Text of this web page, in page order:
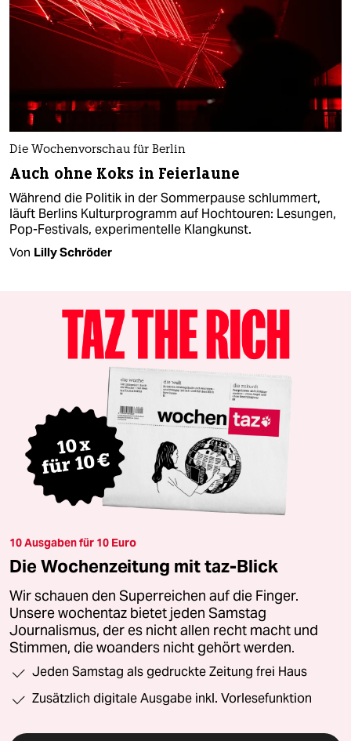
Die Wochenvorschau für Berlin
Auch ohne Koks in Feierlaune
Während die Politik in der Sommerpause schlummert,
läuft Berlins Kulturprogramm auf Hochtouren: Lesungen,
Pop-Festivals, experimentelle Klangkunst.
Von Lilly Schröder
10 Ausgaben für 10 Euro
Die Wochenzeitung mit taz-Blick
Wir schauen den Superreichen auf die Finger.
Unsere wochentaz bietet jeden Samstag
Journalismus, der es nicht allen recht macht und
Stimmen, die woanders nicht gehört werden.
Jeden Samstag als gedruckte Zeitung frei Haus
Zusätzlich digitale Ausgabe inkl. Vorlesefunktion